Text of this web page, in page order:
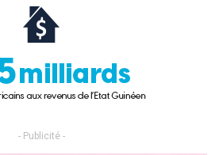
- Publicité -